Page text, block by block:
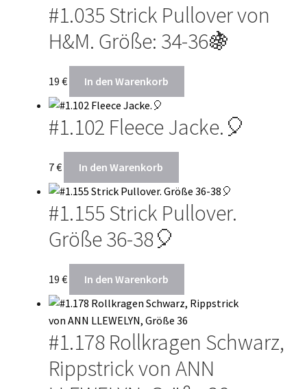
#1.035 Strick Pullover von
H&M. Größe: 34-36🍇
19 € In den Warenkorb
#1.102 Fleece Jacke.🎈
7€ In den Warenkorb
#1.155 Strick Pullover.
Größe 36-38🎈
19 € In den Warenkorb
#1.178 Rollkragen Schwarz,
Rippstrick von ANN